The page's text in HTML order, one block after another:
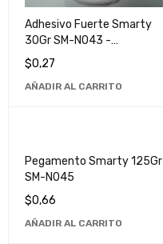
Adhesivo Fuerte Smarty
30Gr SM-N043 -
Pegamento Multiusos de
Secado Rápido
$0,27
AÑADIR AL CARRITO
Pegamento Smarty 125Gr
SM-N045
$0,66
AÑADIR AL CARRITO